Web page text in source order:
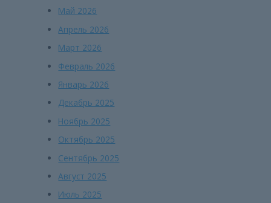
Май 2026
Апрель 2026
Март 2026
Февраль 2026
Январь 2026
Декабрь 2025
Ноябрь 2025
Октябрь 2025
Сентябрь 2025
Август 2025
Июль 2025